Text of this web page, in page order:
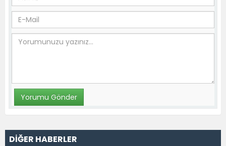
DİĞER HABERLER